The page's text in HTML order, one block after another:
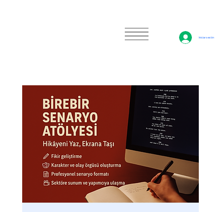
Iniciar sesión